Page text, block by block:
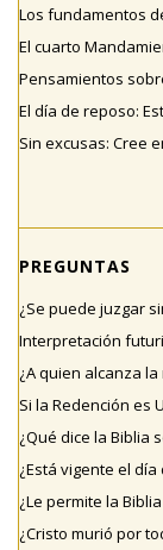
Los fundamentos
El cuarto
Pensamientos
El día de reposo:
Sin excusas: Cree
PREGUNTAS
¿Se puede juzgar
Interpretación
¿A quien alcanza
Si la Redención es
¿Qué dice la Biblia
¿Está vigente el
¿Le permite la
¿Cristo murió por